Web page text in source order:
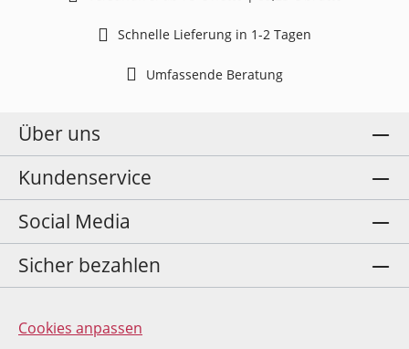
Schnelle Lieferung in 1-2 Tagen
Umfassende Beratung
Über uns
Kundenservice
Social Media
Sicher bezahlen
Cookies anpassen